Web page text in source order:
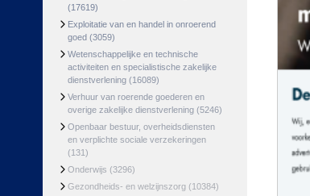
(17619)
Exploitatie van en handel in onroerend
goed (3059)
Wetenschappelijke en technische
activiteiten en specialistische zakelijke
dienstverlening (16089)
Verhuur van roerende goederen en
overige zakelijke dienstverlening (5246)
Openbaar bestuur, overheidsdiensten
en verplichte sociale verzekeringen
(131)
Onderwijs (3296)
Gezondheids- en welzijnszorg (10384)